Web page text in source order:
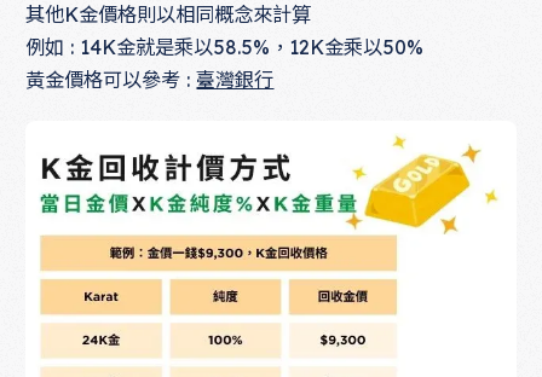
其他K金價格則以相同概念來計算
例如 : 14K金就是乘以58.5%，12K金乘以50%
黃金價格可以參考 :臺灣銀行